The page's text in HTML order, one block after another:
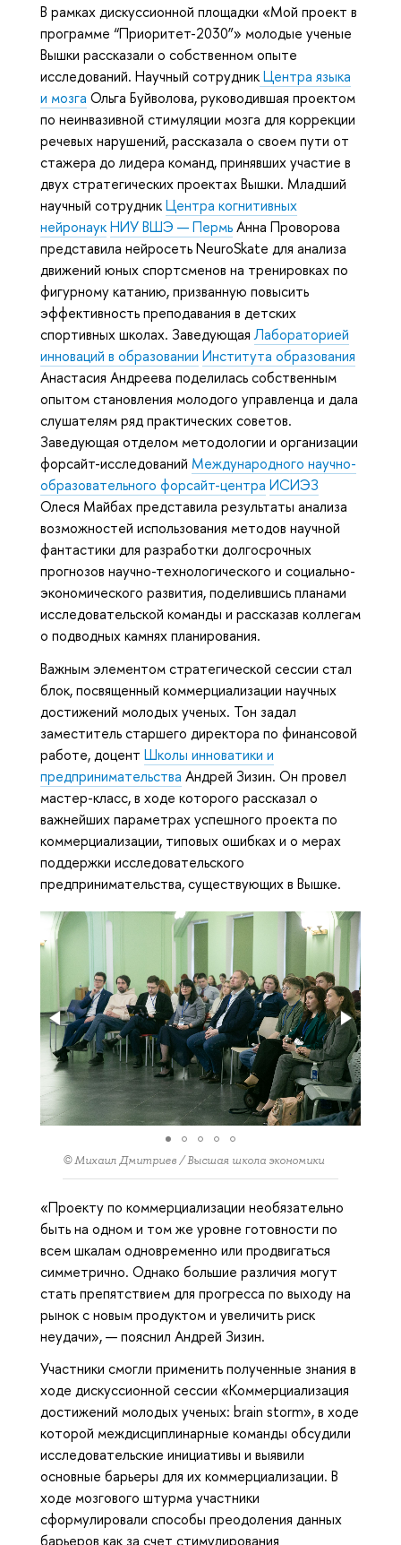
В рамках дискуссионной площадки «Мой проект в
программе “Приоритет-2030”» молодые ученые
Вышки рассказали о собственном опыте
исследований. Научный сотрудникЦентра языка
и мозга Ольга Буйволова, руководившая проектом
по неинвазивной стимуляции мозга для коррекции
речевых нарушений, рассказала о своем пути от
стажера до лидера команд, принявших участие в
двух стратегических проектах Вышки. Младший
научный сотрудникЦентра когнитивных
нейронаукНИУ ВШЭ — ПермьАнна Проворова
представила нейросеть NeuroSkate для анализа
движений юных спортсменов на тренировках по
фигурному катанию, призванную повысить
эффективность преподавания в детских
спортивных школах. ЗаведующаяЛабораторией
инноваций в образовании Института образования
Анастасия Андреева поделилась собственным
опытом становления молодого управленца и дала
слушателям ряд практических советов.
Заведующая отделом методологии и организации
форсайт-исследований Международного научно-
образовательного форсайт-центра ИСИЭЗ
Олеся Майбах представила результаты анализа
возможностей использования методов научной
фантастики для разработки долгосрочных
прогнозов научно-технологического и социально-
экономического развития, поделившись планами
исследовательской команды и рассказав коллегам
о подводных камнях планирования.
Важным элементом стратегической сессии стал
блок, посвященный коммерциализации научных
достижений молодых ученых. Тон задал
заместитель старшего директора по финансовой
работе, доцент Школы инноватики и
предпринимательства Андрей Зизин. Он провел
мастер-класс, в ходе которого рассказал о
важнейших параметрах успешного проекта по
коммерциализации, типовых ошибках и о мерах
поддержки исследовательского
предпринимательства, существующих в Вышке.
© Михаил Дмитриев / Высшая школа экономики
«Проекту по коммерциализации необязательно
быть на одном и том же уровне готовности по
всем шкалам одновременно или продвигаться
симметрично. Однако большие различия могут
стать препятствием для прогресса по выходу на
рынок с новым продуктом и увеличить риск
неудачи», — пояснил Андрей Зизин.
Участники смогли применить полученные знания в
ходе дискуссионной сессии «Коммерциализация
достижений молодых ученых: brain storm», в ходе
которой междисциплинарные команды обсудили
исследовательские инициативы и выявили
основные барьеры для их коммерциализации. В
ходе мозгового штурма участники
сформулировали способы преодоления данных
барьеров как за счет стимулирования